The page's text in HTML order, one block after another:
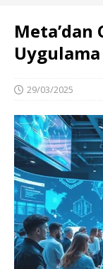
Meta’dan
29/03/2025